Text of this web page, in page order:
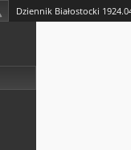
Dziennik Białostocki